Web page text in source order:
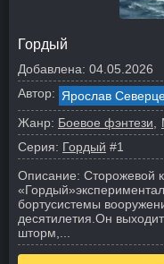
Гордый
Добавлена: 04.05.2026
Автор: Ярослав
Жанр: Боевое фэнтези
Серия: Гордый #1
Описание: Сторожевой
бортусистемы
десятилетия. Он
шторм,...